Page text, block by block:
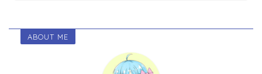
ABOUT ME